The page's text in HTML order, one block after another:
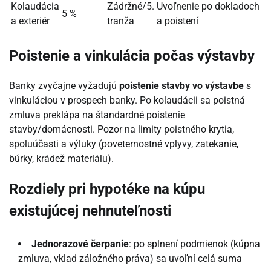
Kolaudácia
a exteriér
5 %
Zádržné/5.
tranža
Uvoľnenie po dokladoch
a poistení
Poistenie a vinkulácia počas výstavby
Banky zvyčajne vyžadujú poistenie stavby vo výstavbe s
vinkuláciou v prospech banky. Po kolaudácii sa poistná
zmluva preklápa na štandardné poistenie
stavby/domácnosti. Pozor na limity poistného krytia,
spoluúčasti a výluky (poveternostné vplyvy, zatekanie,
búrky, krádež materiálu).
Rozdiely pri hypotéke na kúpu
existujúcej nehnuteľnosti
Jednorazové čerpanie: po splnení podmienok (kúpna
zmluva, vklad záložného práva) sa uvoľní celá suma